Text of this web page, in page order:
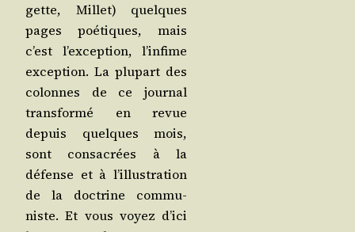
gette, Millet) quelques
pages poé­tiques, mais
c’est l’ex­cep­tion, l’in­fime
excep­tion. La plu­part des
colonnes de ce jour­nal
trans­for­mé en revue
depuis quelques mois,
sont consa­crées à la
défense et à l’illus­tra­tion
de la doc­trine com­mu­
niste. Et vous voyez d’i­ci